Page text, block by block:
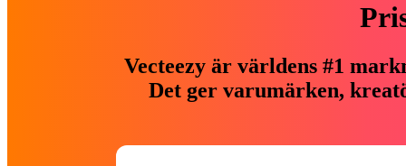
Vecteezy är världens #1
Det ger varumärken,